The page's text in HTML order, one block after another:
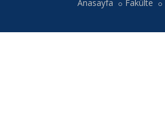
Anasayfa Fakülte